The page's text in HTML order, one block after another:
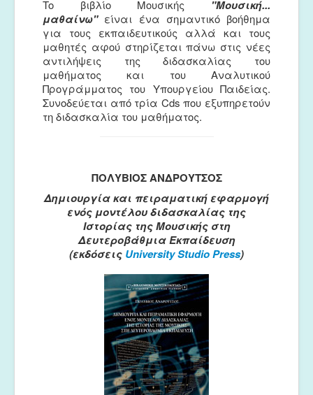
To βιβλίο Μουσικής "Μουσική...
μαθαίνω"είναι ένα σημαντικό βοήθημα
για τους εκπαιδευτικούς αλλά και τους
μαθητές αφού στηρίζεται πάνω στις νέες
αντιλήψεις της διδασκαλίας του
μαθήματος και του Αναλυτικού
Προγράμματος του Υπουργείου Παιδείας.
Συνοδεύεται από τρία Cds που εξυπηρετούν
τη διδασκαλία του μαθήματος.
ΠΟΛΥΒΙΟΣ ΑΝΔΡΟΥΤΣΟΣ
Δημιουργία και πειραματική εφαρμογή
ενός μοντέλου διδασκαλίας της
Ιστορίας της Μουσικής στη
Δευτεροβάθμια Εκπαίδευση
(εκδόσεις University Studio Press)